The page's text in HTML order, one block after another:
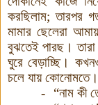
করছিলাম;তারপর
মামার ছেলেরা
বুঝতেই পারছ ।
ঘুরে বেড়াচ্ছি।
চলে যায় কোনোমতে।
-
“নাম কী